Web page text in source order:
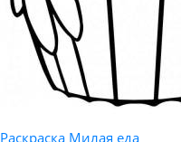
Раскраска Милая еда